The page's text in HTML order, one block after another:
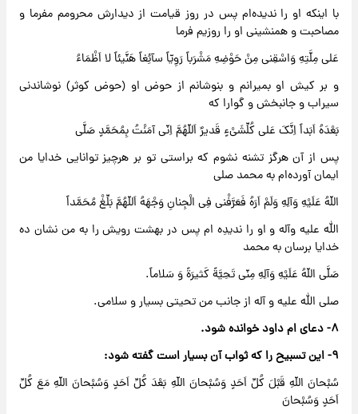
با اینکه او را ندیده‌ام پس در روز قیامت از دیدارش محرومم مفرما و
مصاحبت و همنشینی او را روزیم فرما
عَلی مِلَّتِهِ وَاسْقِنی مِنْ حَوْضِهِ مَشْرَباً رَوِیّاً سآئِغاً هَنَّیئاً لا اَظْمَاءُ
و بر کیش او بمیرانم و بنوشانم از حوض او (حوض کوثر) نوشاندنی
سیراب و جانبخش و گوارا که
بَعْدَهُ اَبَداً اِنَّکَ عَلی کُلِّشَیْءٍ قَدیرٌ اَللّهُمَّ اِنّی آمَنْتُ بِمُحَمَّدٍ صَلَّی
پس از آن هرگز تشنه نشوم که براستی تو بر هرچیز توانایی خدایا من
ایمان آورده‌ام به محمد صلی
اللّهُ عَلَیْهِ وَآلِهِ وَلَمْ اَرَهُ فَعَرَّفْنی فِی الْجِنانِ وَجْهَهُ اَللّهُمَّ بَلِّغْ مُحَمَّداً
الله علیه وآله و او را ندیدِه ام پس در بهشت رویش را به من نشان ده
خدایا برسان به محمد
صَلَّی اللّهُ عَلَیْهِ وَآلِهِ مِنّی تَحِیَّةً کَثیرَةً وَ سَلاماً.
صلی الله علیه و آله از جانب من تحیتی بسیار و سلامی.
۸- دعای ام داود خوانده شود.
۹- این تسبیح را که ثواب آن بسیار است گفته شود:
سُبْحانَ اللّهِ قَبْلَ کُلِّ اَحَدٍ وَسُبْحانَ اللّهِ بَعْدَ کُلِّ اَحَدٍ وَسُبْحانَ اللّهِ مَعَ کُلِّ
اَحَدٍ وَسُبْحانَ